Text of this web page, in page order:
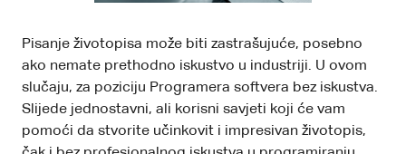
Pisanje životopisa može biti zastrašujuće, posebno
ako nemate prethodno iskustvo u industriji. U ovom
slučaju, za poziciju Programera softvera bez iskustva.
Slijede jednostavni, ali korisni savjeti koji će vam
pomoći da stvorite učinkovit i impresivan životopis,